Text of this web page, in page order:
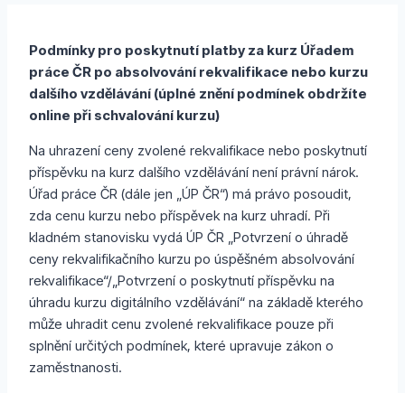
Podmínky pro poskytnutí platby za kurz Úřadem
práce ČR po absolvování rekvalifikace nebo kurzu
dalšího vzdělávání (úplné znění podmínek obdržíte
online při schvalování kurzu)
Na uhrazení ceny zvolené rekvalifikace nebo poskytnutí
příspěvku na kurz dalšího vzdělávání není právní nárok.
Úřad práce ČR (dále jen „ÚP ČR“) má právo posoudit,
zda cenu kurzu nebo příspěvek na kurz uhradí. Při
kladném stanovisku vydá ÚP ČR „Potvrzení o úhradě
ceny rekvalifikačního kurzu po úspěšném absolvování
rekvalifikace“/„Potvrzení o poskytnutí příspěvku na
úhradu kurzu digitálního vzdělávání“ na základě kterého
může uhradit cenu zvolené rekvalifikace pouze při
splnění určitých podmínek, které upravuje zákon o
zaměstnanosti.